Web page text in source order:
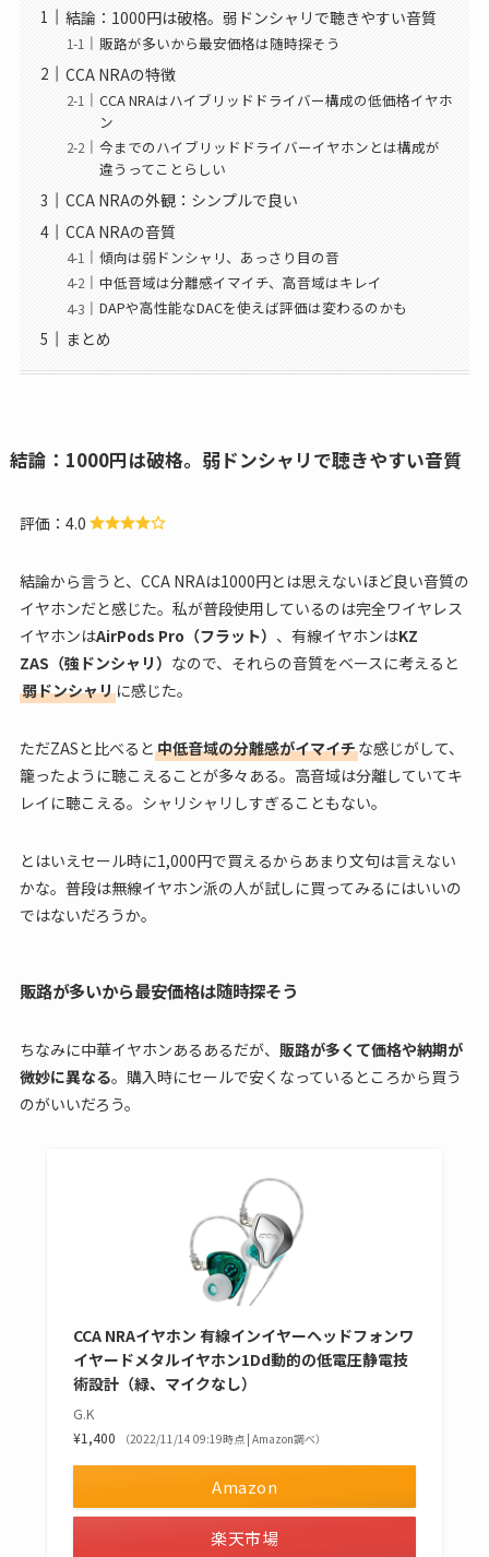
結論：1000円は破格。弱ドンシャリで聴きやすい音質
販路が多いから最安価格は随時探そう
CCA NRAの特徴
CCA NRAはハイブリッドドライバー構成の低価格イヤホ
ン
今までのハイブリッドドライバーイヤホンとは構成が
違うってことらしい
CCA NRAの外観：シンプルで良い
CCA NRAの音質
傾向は弱ドンシャリ、あっさり目の音
中低音域は分離感イマイチ、高音域はキレイ
DAPや高性能なDACを使えば評価は変わるのかも
まとめ
結論：1000円は破格。弱ドンシャリで聴きやすい音質
評価：4.0
結論から言うと、CCA NRAは1000円とは思えないほど良い音質の
イヤホンだと感じた。私が普段使用しているのは完全ワイヤレス
イヤホンはAirPods Pro（フラット） 、有線イヤホンはKZ
ZAS（強ドンシャリ） なので、それらの音質をベースに考えると
弱ドンシャリに感じた。
ただZASと比べると中低音域の分離感がイマイチな感じがして、
籠ったように聴こえることが多々ある。高音域は分離していてキ
レイに聴こえる。シャリシャリしすぎることもない。
とはいえセール時に1,000円で買えるからあまり文句は言えない
かな。普段は無線イヤホン派の人が試しに買ってみるにはいいの
ではないだろうか。
販路が多いから最安価格は随時探そう
ちなみに中華イヤホンあるあるだが、 販路が多くて価格や納期が
微妙に異なる。購入時にセールで安くなっているところから買う
のがいいだろう。
CCA NRAイヤホン 有線イン​​イヤーヘッドフォンワ
イヤードメタルイヤホン1Dd動的の低電圧静電技
術設計（緑、マイクなし）
G.K
¥1,400
（2022/11/14 09:19時点 | Amazon調べ）
Amazon
楽天市場